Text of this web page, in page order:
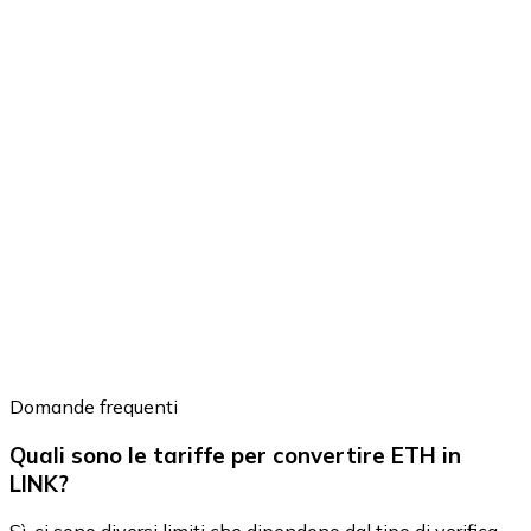
Domande frequenti
Quali sono le tariffe per convertire ETH in
LINK?